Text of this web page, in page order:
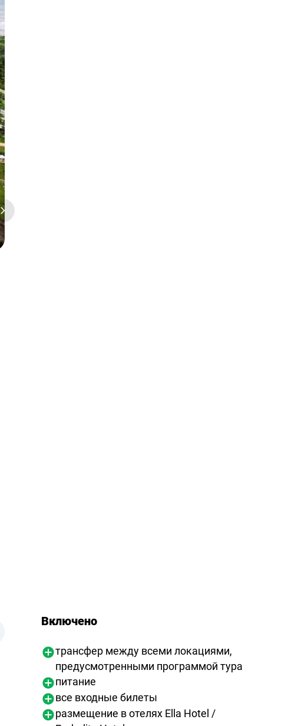
Включено
трансфер между всеми локациями,
предусмотренными программой тура
питание
все входные билеты
размещение в отелях Ella Hotel /